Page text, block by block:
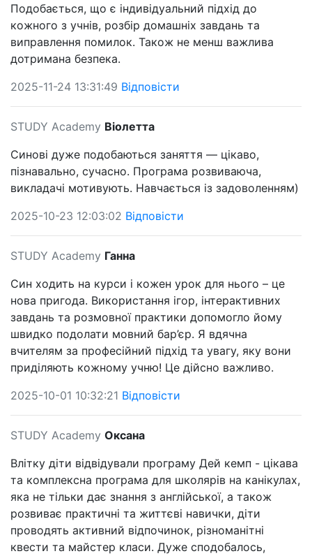
Подобається, що є індивідуальний підхід до
кожного з учнів, розбір домашніх завдань та
виправлення помилок. Також не менш важлива
дотримана безпека.
2025-11-24 13:31:49 Відповісти
STUDY Academy Віолетта
Синові дуже подобаються заняття — цікаво,
пізнавально, сучасно. Програма розвиваюча,
викладачі мотивують. Навчається із задоволенням)
2025-10-23 12:03:02 Відповісти
STUDY Academy Ганна
Син ходить на курси і кожен урок для нього – це
нова пригода. Використання ігор, інтерактивних
завдань та розмовної практики допомогло йому
швидко подолати мовний бар’єр. Я вдячна
вчителям за професійний підхід та увагу, яку вони
приділяють кожному учню! Це дійсно важливо.
2025-10-01 10:32:21 Відповісти
STUDY Academy Оксана
Влітку діти відвідували програму Дей кемп - цікава
та комплексна програма для школярів на канікулах,
яка не тільки дає знання з англійської, а також
розвиває практичні та життєві навички, діти
проводять активний відпочинок, різноманітні
квести та майстер класи. Дуже сподобалось,